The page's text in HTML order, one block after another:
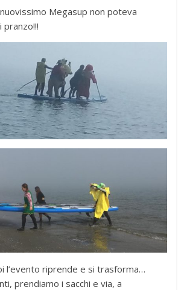
Megasup non poteva
pranzo!!!
l’evento riprende e si trasforma…
prendiamo i sacchi e via, a